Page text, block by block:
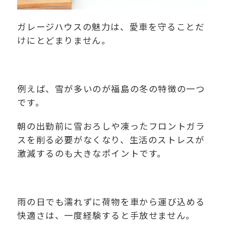
ガレージハウスの魅力は、愛車を守ることだ
けにとどまりません。
例えば、雪が多いのが福島の冬の特徴の一つ
です。
朝の出勤前に雪おろしや凍ったフロントガラ
スを削る必要がなくなり、生活のストレスが
激減するのも大きなポイントです。
雨の日でも濡れずに荷物を車から運び込める
快適さは、一度経験すると手放せません。